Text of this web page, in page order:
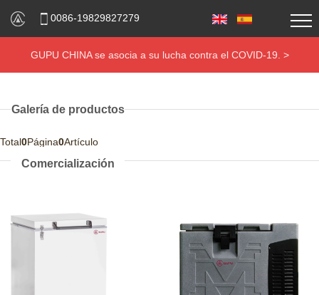
0086-19829827279
GUPU CHINA se asocia a su lucha contra el COVID-19. >
Galería de productos
Total0Página0Artículo
Comercialización